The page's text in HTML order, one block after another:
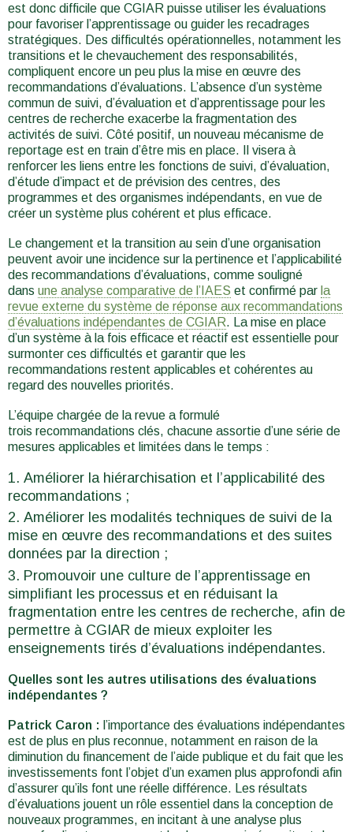
est donc difficile que CGIAR puisse utiliser les évaluations
pour favoriser l’apprentissage ou guider les recadrages
stratégiques. Des difficultés opérationnelles, notamment les
transitions et le chevauchement des responsabilités,
compliquent encore un peu plus la mise en œuvre des
recommandations d’évaluations. L’absence d’un système
commun de suivi, d’évaluation et d’apprentissage pour les
centres de recherche exacerbe la fragmentation des
activités de suivi. Côté positif, un nouveau mécanisme de
reportage est en train d’être mis en place. Il visera à
renforcer les liens entre les fonctions de suivi, d’évaluation,
d’étude d’impact et de prévision des centres, des
programmes et des organismes indépendants, en vue de
créer un système plus cohérent et plus efficace.
Le changement et la transition au sein d’une organisation
peuvent avoir une incidence sur la pertinence et l’applicabilité
des recommandations d’évaluations, comme souligné
dans une analyse comparative de l’IAES et confirmé par la
revue externe du système de réponse aux recommandations
d’évaluations indépendantes de CGIAR. La mise en place
d’un système à la fois efficace et réactif est essentielle pour
surmonter ces difficultés et garantir que les
recommandations restent applicables et cohérentes au
regard des nouvelles priorités.
L’équipe chargée de la revue a formulé
trois recommandations clés, chacune assortie d’une série de
mesures applicables et limitées dans le temps :
Améliorer la hiérarchisation et l’applicabilité des
recommandations ;
Améliorer les modalités techniques de suivi de la
mise en œuvre des recommandations et des suites
données par la direction ;
Promouvoir une culture de l’apprentissage en
simplifiant les processus et en réduisant la
fragmentation entre les centres de recherche, afin de
permettre à CGIAR de mieux exploiter les
enseignements tirés d’évaluations indépendantes.
Quelles sont les autres utilisations des évaluations
indépendantes ?
Patrick Caron : l’importance des évaluations indépendantes
est de plus en plus reconnue, notamment en raison de la
diminution du financement de l’aide publique et du fait que les
investissements font l’objet d’un examen plus approfondi afin
d’assurer qu’ils font une réelle différence. Les résultats
d’évaluations jouent un rôle essentiel dans la conception de
nouveaux programmes, en incitant à une analyse plus